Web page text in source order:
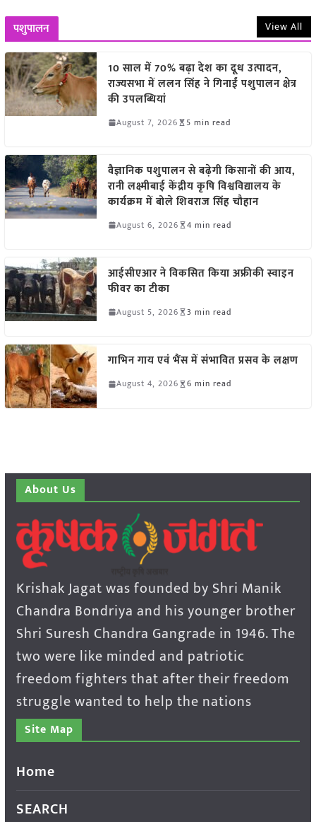
पशुपालन View All
10 साल में 70% बढ़ा देश का दूध उत्पादन,
राज्यसभा में ललन सिंह ने गिनाईं पशुपालन क्षेत्र
की उपलब्धियां
August 7, 2026 5 min read
वैज्ञानिक पशुपालन से बढ़ेगी किसानों की आय,
रानी लक्ष्मीबाई केंद्रीय कृषि विश्वविद्यालय के
कार्यक्रम में बोले शिवराज सिंह चौहान
August 6, 2026 4 min read
आईसीएआर ने विकसित किया अफ्रीकी स्वाइन
फीवर का टीका
August 5, 2026 3 min read
गाभिन गाय एवं भैंस में संभावित प्रसव के लक्षण
August 4, 2026 6 min read
About Us
Krishak Jagat was founded by Shri Manik
Chandra Bondriya and his younger brother
Shri Suresh Chandra Gangrade in 1946. The
two were like minded and patriotic
freedom fighters that after their freedom
struggle wanted to help the nations
Site Map
Home
SEARCH